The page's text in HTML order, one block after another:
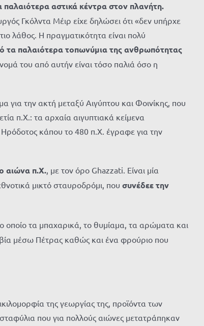
παλαιότερα αστικά κέντρα στον πλανήτη.
Γκόλντα Μέιρ είχε δηλώσει ότι «δεν υπήρχε
λάθος. Η πραγματικότητα είναι πολύ
τα παλαιότερα τοπωνύμια της ανθρωπότητας
του από αυτήν είναι τόσο παλιά όσο η
για την ακτή μεταξύ Αιγύπτου και Φοινίκης, που
π.Χ.: τα αρχαία αιγυπτιακά κείμενα
κάπου το 480 π.Χ. έγραφε για την
αιώνα π.Χ., με τον όρο Ghazzati. Είναι μία
μικτό σταυροδρόμι, που συνέδεε την
οποίο τα μπαχαρικά, το θυμίαμα, τα αρώματα και
μέσω Πέτρας καθώς και ένα φρούριο που
της γεωργίας της, προϊόντα των
που για πολλούς αιώνες μετατράπηκαν